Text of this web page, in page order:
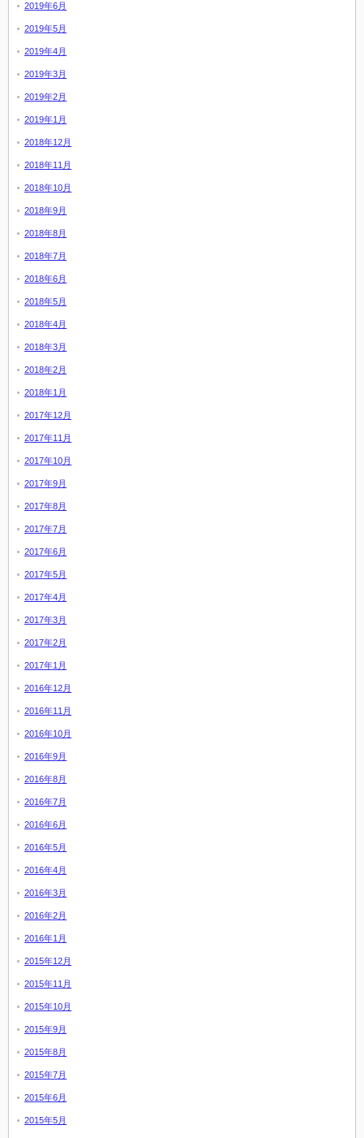
2019年6月
2019年5月
2019年4月
2019年3月
2019年2月
2019年1月
2018年12月
2018年11月
2018年10月
2018年9月
2018年8月
2018年7月
2018年6月
2018年5月
2018年4月
2018年3月
2018年2月
2018年1月
2017年12月
2017年11月
2017年10月
2017年9月
2017年8月
2017年7月
2017年6月
2017年5月
2017年4月
2017年3月
2017年2月
2017年1月
2016年12月
2016年11月
2016年10月
2016年9月
2016年8月
2016年7月
2016年6月
2016年5月
2016年4月
2016年3月
2016年2月
2016年1月
2015年12月
2015年11月
2015年10月
2015年9月
2015年8月
2015年7月
2015年6月
2015年5月